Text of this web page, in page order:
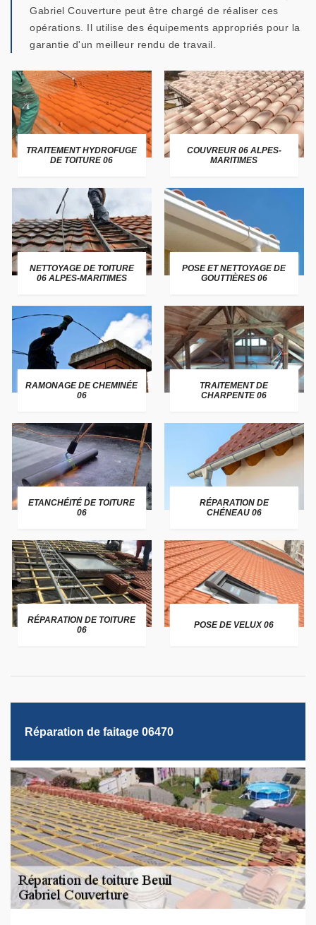
Gabriel Couverture peut être chargé de réaliser ces
opérations. Il utilise des équipements appropriés pour la
garantie d'un meilleur rendu de travail.
TRAITEMENT HYDROFUGE
DE TOITURE 06
COUVREUR 06 ALPES-
MARITIMES
NETTOYAGE DE TOITURE
06 ALPES-MARITIMES
POSE ET NETTOYAGE DE
GOUTTIÈRES 06
RAMONAGE DE CHEMINÉE
06
TRAITEMENT DE
CHARPENTE 06
ETANCHÉITÉ DE TOITURE
06
RÉPARATION DE
CHÉNEAU 06
RÉPARATION DE TOITURE
06
POSE DE VELUX 06
Réparation de faitage 06470